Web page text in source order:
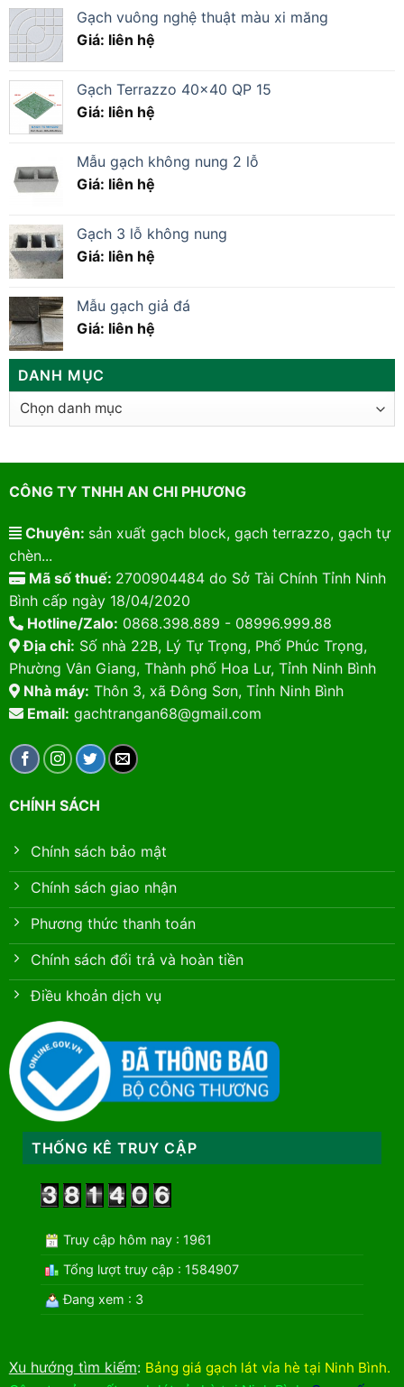
Gạch vuông nghệ thuật màu xi măng
Giá: liên hệ
Gạch Terrazzo 40×40 QP 15
Giá: liên hệ
Mẫu gạch không nung 2 lỗ
Giá: liên hệ
Gạch 3 lỗ không nung
Giá: liên hệ
Mẫu gạch giả đá
Giá: liên hệ
DANH MỤC
Danh
CÔNG TY TNHH AN CHI PHƯƠNG
Chuyên: sản xuất gạch block, gạch terrazzo, gạch tự
chèn...
Mã số thuế: 2700904484 do Sở Tài Chính Tỉnh Ninh
Bình cấp ngày 18/04/2020
Hotline/Zalo: 0868.398.889 - 08996.999.88
Địa chỉ: Số nhà 22B, Lý Tự Trọng, Phố Phúc Trọng,
Phường Vân Giang, Thành phố Hoa Lư, Tỉnh Ninh Bình
Nhà máy: Thôn 3, xã Đông Sơn, Tỉnh Ninh Bình
Email: gachtrangan68@gmail.com
CHÍNH SÁCH
Chính sách bảo mật
Chính sách giao nhận
Phương thức thanh toán
Chính sách đổi trả và hoàn tiền
Điều khoản dịch vụ
THỐNG KÊ TRUY CẬP
Truy cập hôm nay : 1961
Tổng lượt truy cập : 1584907
Đang xem : 3
Xu hướng tìm kiếm: Bảng giá gạch lát vỉa hè tại Ninh Bình.